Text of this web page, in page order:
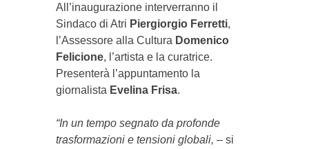
All’inaugurazione interverranno il
Sindaco di Atri Piergiorgio Ferretti,
l’Assessore alla Cultura Domenico
Felicione, l’artista e la curatrice.
Presenterà l’appuntamento la
giornalista Evelina Frisa.
“In un tempo segnato da profonde
trasformazioni e tensioni globali, – si